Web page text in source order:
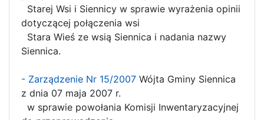
Starej Wsi i Siennicy w sprawie wyrażenia opinii
dotyczącej połączenia wsi
Stara Wieś ze wsią Siennica i nadania nazwy
Siennica.
- Zarządzenie Nr 15/2007 Wójta Gminy Siennica
z dnia 07 maja 2007 r.
w sprawie powołania Komisji Inwentaryzacyjnej